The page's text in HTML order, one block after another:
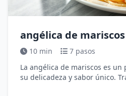
angélica de mariscos
10 min
7 pasos
La angélica de mariscos es
su delicadeza y sabor único.